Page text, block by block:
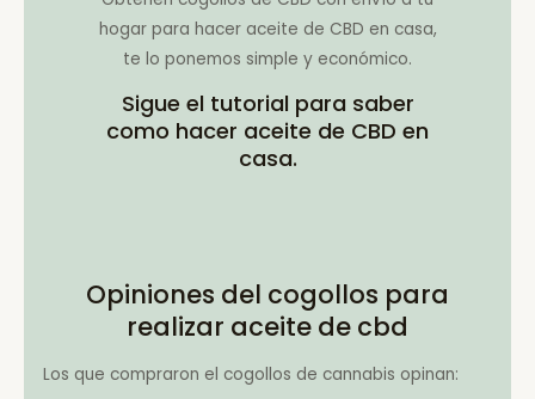
hogar para hacer aceite de CBD en casa,
te lo ponemos simple y económico.
Sigue el tutorial para saber
como hacer aceite de CBD en
casa.
Opiniones del cogollos para
realizar aceite de cbd
Los que compraron el cogollos de cannabis opinan: